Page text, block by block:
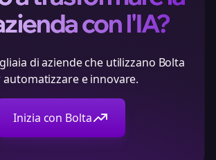
con l'IA?
di aziende che utilizzano Bolta
automatizzare e innovare.
Inizia con Bolta